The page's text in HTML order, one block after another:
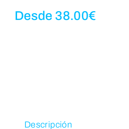
WooCommerce Cart
Desde 38.00€
Descripción